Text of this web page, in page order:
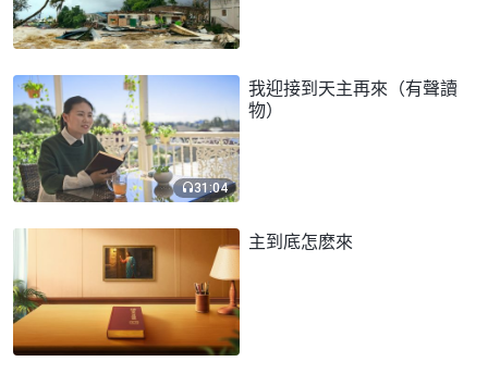
31:04
我迎接到天主再來（有聲讀
物）
主到底怎麽來